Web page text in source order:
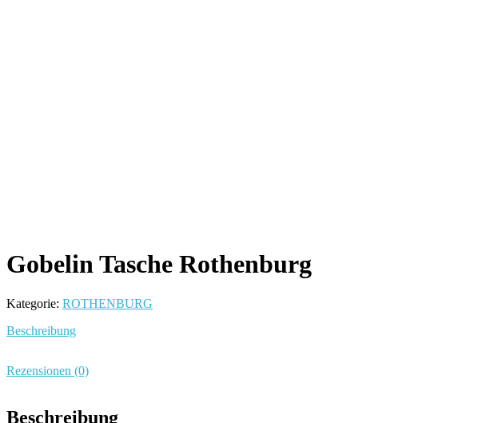
Gobelin Tasche Rothenburg
Kategorie: ROTHENBURG
Beschreibung
Rezensionen (0)
Beschreibung